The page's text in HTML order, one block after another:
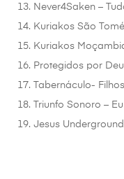
13. Never4Saken –
14. Kuriakos São
15. Kuriakos
16. Protegidos por
17. Tabernáculo-
18. Triunfo Sonoro –
19. Jesus